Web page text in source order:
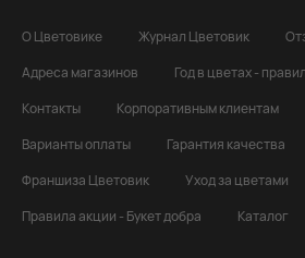
О Цветовике Журнал Цветовик
Адреса магазинов
Год в цветах -
Контакты
Корпоративным клиентам
Варианты оплаты
Гарантия качества
Франшиза Цветовик
Уход за цветами
Правила акции - Букет добра
Каталог